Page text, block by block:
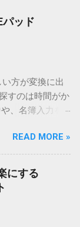
ッド
方が変換に出
すのは時間がか
、名簿入力を
手書き入力）」
非効率です
も少なくあり
、特定のコー
号を呼び出す
します。 この
READ MORE »
にする